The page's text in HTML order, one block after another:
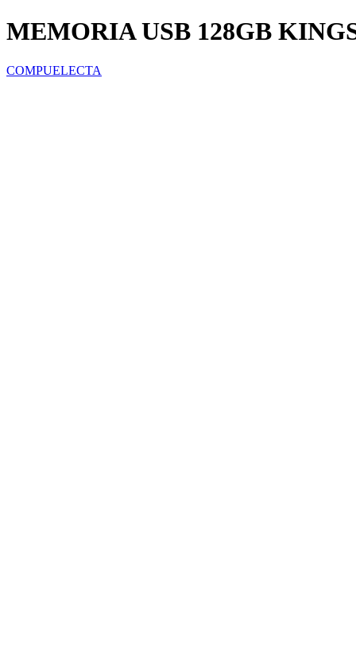
MEMORIA USB 128GB
COMPUELECTA